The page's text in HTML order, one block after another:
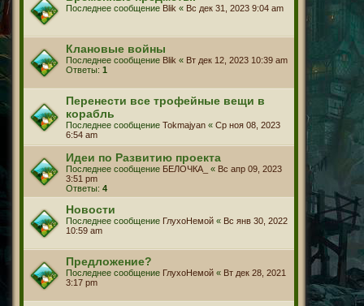
Последнее сообщение Blik « Вс дек 31, 2023 9:04 am
Клановые войны
Последнее сообщение Blik « Вт дек 12, 2023 10:39 am
Ответы: 1
Перенести все трофейные вещи в
корабль
Последнее сообщение Tokmajyan « Ср ноя 08, 2023
6:54 am
Идеи по Развитию проекта
Последнее сообщение БЕЛОЧКА_ « Вс апр 09, 2023
3:51 pm
Ответы: 4
Новости
Последнее сообщение ГлухоНемой « Вс янв 30, 2022
10:59 am
Предложение?
Последнее сообщение ГлухоНемой « Вт дек 28, 2021
3:17 pm